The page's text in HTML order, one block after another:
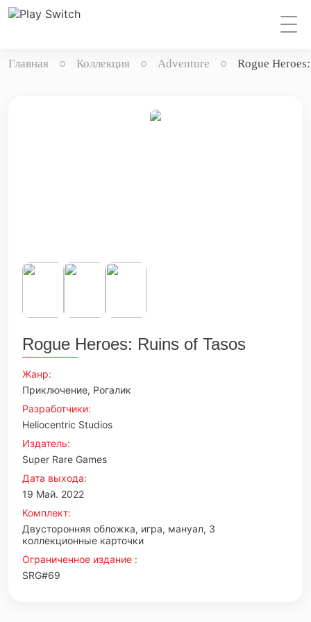
Главная Коллекция Adventure Rogue
Rogue Heroes: Ruins of Tasos
Жанр:
Приключение, Рогалик
Разработчики:
Heliocentric Studios
Издатель:
Super Rare Games
Дата выхода:
19 Май. 2022
Комплект:
Двусторонняя обложка, игра, мануал, 3
коллекционные карточки
Ограниченное издание :
SRG#69